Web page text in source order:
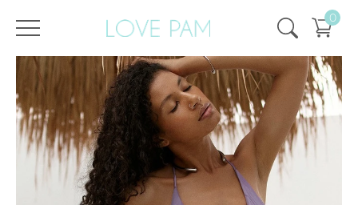
0
Главная Все купальники Раздельные,Плавки,Синди, SALE Плавки Синди Аметист